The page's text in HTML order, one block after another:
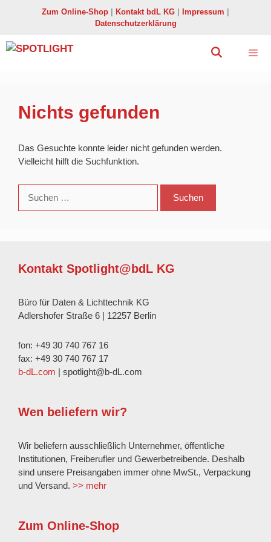
Zum Online-Shop Kontakt bdL KG Impressum
Datenschutzerklärung
Nichts gefunden
Das Gesuchte konnte leider nicht gefunden werden.
Vielleicht hilft die Suchfunktion.
nach:
Kontakt Spotlight@bdL KG
Büro für Daten & Lichttechnik KG
Adlershofer Straße 6 | 12257 Berlin
fon: +49 30 740 767 16
fax: +49 30 740 767 17
b-dL.com | spotlight@b-dL.com
Wen beliefern wir?
Wir beliefern ausschließlich Unternehmer, öffentliche
Institutionen, Freiberufler und Gewerbetreibende. Deshalb
sind unsere Preisangaben immer ohne MwSt., Verpackung
und Versand. >> mehr
Zum Online-Shop